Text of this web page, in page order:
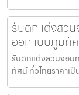
รับตกแต่งสว
ออกแบบภูมิทั
รับตกแต่งสวนจอม
ทัศน์ ทั่วไทยราคาเ